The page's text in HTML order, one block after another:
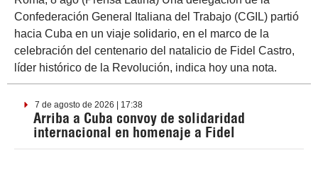
Confederación General Italiana del Trabajo (CGIL) partió
hacia Cuba en un viaje solidario, en el marco de la
celebración del centenario del natalicio de Fidel Castro,
líder histórico de la Revolución, indica hoy una nota.
7 de agosto de 2026 | 17:38
Arriba a Cuba convoy de solidaridad
internacional en homenaje a Fidel